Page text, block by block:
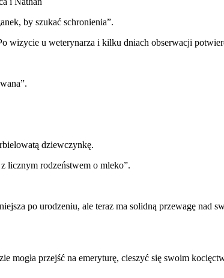
by szukać schronienia”.
wizycie u weterynarza i kilku dniach obserwacji
dziewczynkę.
licznym rodzeństwem o mleko”.
po urodzeniu, ale teraz ma solidną przewagę nad
mogła przejść na emeryturę, cieszyć się swoim